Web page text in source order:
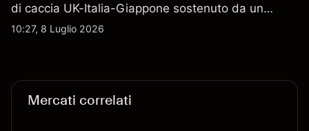
di caccia UK-Italia-Giappone sostenuto da un
contratto da 4,6 miliardi di sterline. I risultati
10:27, 8 Luglio 2026
Mercati correlati